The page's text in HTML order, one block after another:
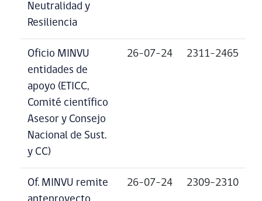
Neutralidad y
Resiliencia
Oficio MINVU
entidades de
apoyo (ETICC,
Comité científico
Asesor y Consejo
Nacional de Sust.
y CC)
26-07-24 2311-2465
Of. MINVU remite
26-07-24 2309-2310